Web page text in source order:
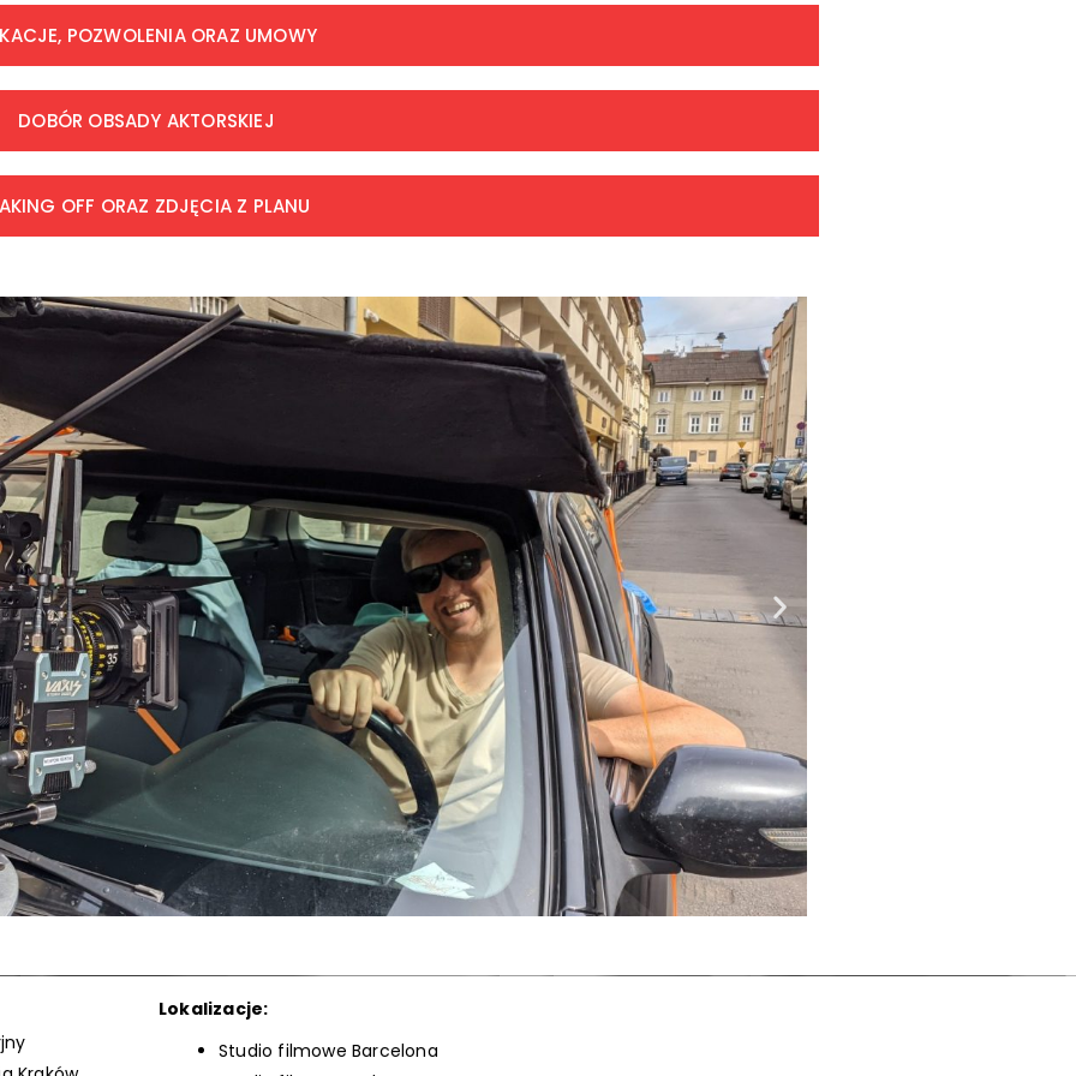
POZWOLENIA ORAZ UMOWY
DOBÓR OBSADY AKTORSKIEJ
OFF ORAZ ZDJĘCIA Z PLANU
Lokalizacje:
Studio filmowe Barcelona